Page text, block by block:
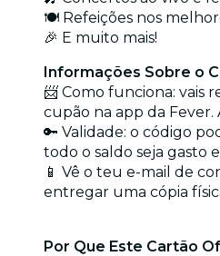
🍽️ Refeições nos
🎉 E muito mais!
Informações Sobre o
📨 Como funciona: vais
cupão na app da
🔑 Validade: o código
todo o saldo seja gasto
📱 Vê o teu e-mail de
entregar uma cópia
Por Que Este Cartão